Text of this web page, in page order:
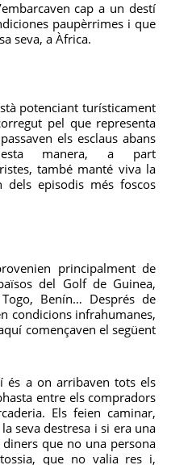
cap a un destí
paupèrrimes i que
seva, a Àfrica.
potenciant turísticament
pel que representa
els esclaus abans
manera, a part
també manté viva la
dels episodis més foscos
principalment de
del Golf de Guinea,
Benín… Després de
condicions infrahumanes,
començaven el següent
és a on arribaven tots els
entre els compradors
Els feien caminar,
seva destresa i si era una
que no una persona
que no valia res i,